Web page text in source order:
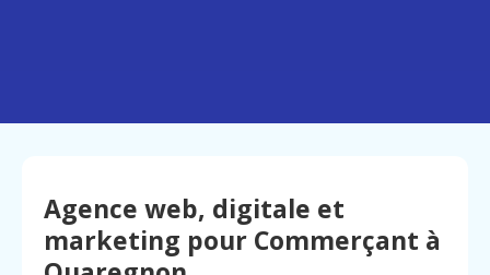
Agence web, digitale et
marketing pour Commerçant à